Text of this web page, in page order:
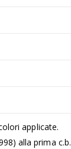
applicate.
alla prima c.b.